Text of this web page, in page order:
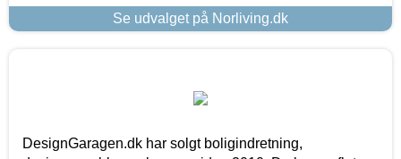
Se udvalget på Norliving.dk
DesignGaragen.dk har solgt boligindretning,